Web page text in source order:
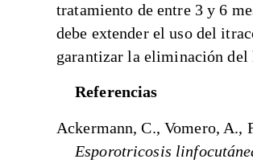
tratamiento de entre 3 y 6
debe extender el uso del
garantizar la eliminación del
Referencias
Ackermann, C., Vomero, A.,
Esporotricosis